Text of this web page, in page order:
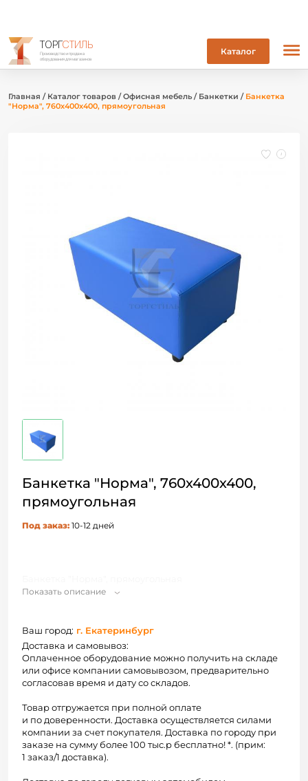
ТОРГСТИЛЬ
Производство и продажа
оборудования для магазинов
Каталог
Главная / Каталог товаров /Офисная мебель / Банкетки / Банкетка
"Норма", 760х400х400, прямоугольная
Банкетка "Норма", 760х400х400,
прямоугольная
Под заказ: 10-12 дней
Показать описание
Ваш город: г. Екатеринбург
Доставка и самовывоз:
Оплаченное оборудование можно получить на складе
или офисе компании самовывозом, предварительно
согласовав время и дату со складов.
Товар отгружается при полной оплате
и по доверенности. Доставка осуществляется силами
компании за счет покупателя. Доставка по городу при
заказе на сумму более 100 тыс.р бесплатно! *. (прим:
1 заказ/1 доставка).